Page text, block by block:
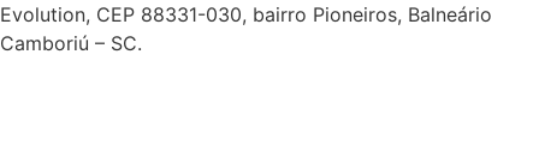
Evolution, CEP 88331-030, bairro Pioneiros, Balneário
Camboriú – SC.